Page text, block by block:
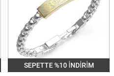
SEPETTE %10 İNDİRİM